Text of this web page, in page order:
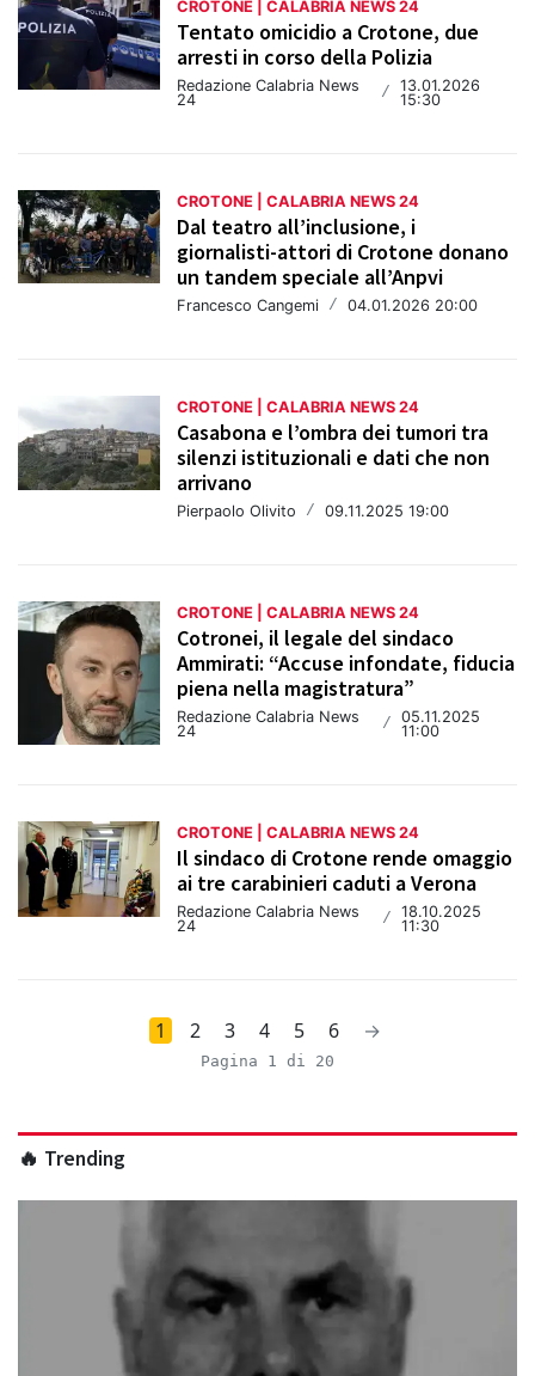
CROTONE | CALABRIA NEWS 24
Tentato omicidio a Crotone, due
arresti in corso della Polizia
Redazione Calabria News
24
/ 13.01.2026
15:30
CROTONE | CALABRIA NEWS 24
Dal teatro all’inclusione, i
giornalisti-attori di Crotone donano
un tandem speciale all’Anpvi
Francesco Cangemi / 04.01.2026 20:00
CROTONE | CALABRIA NEWS 24
Casabona e l’ombra dei tumori tra
silenzi istituzionali e dati che non
arrivano
Pierpaolo Olivito / 09.11.2025 19:00
CROTONE | CALABRIA NEWS 24
Cotronei, il legale del sindaco
Ammirati: “Accuse infondate, fiducia
piena nella magistratura”
Redazione Calabria News
24
/
05.11.2025
11:00
CROTONE | CALABRIA NEWS 24
Il sindaco di Crotone rende omaggio
ai tre carabinieri caduti a Verona
Redazione Calabria News
24
/ 18.10.2025
11:30
1 2 3 4 5 6 →
Pagina 1 di 20
🔥 Trending